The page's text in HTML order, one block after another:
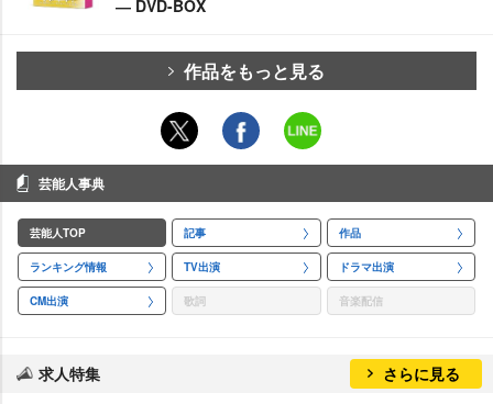
― DVD-BOX
作品をもっと見る
芸能人事典
芸能人TOP 記事 作品
ランキング情報 TV出演 ドラマ出演
CM出演 歌詞 音楽配信
求人特集 さらに見る